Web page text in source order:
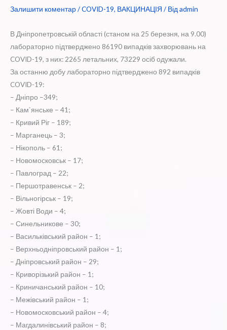
Залишити коментар/COVID-19, ВАКЦИНАЦІЯ / Від admin
В Дніпропетровській області (станом на 25 березня, на 9.00)
лабораторно підтверджено 86190 випадків захворювань на
COVID-19, з них: 2265 летальних, 73229 осіб одужали.
За останню добу лабораторно підтверджено 892 випадків
COVID-19:
– Дніпро –349;
– Кам`янське – 41;
– Кривий Ріг – 189;
– Марганець – 3;
– Нікополь – 61;
– Новомосковськ – 17;
– Павлоград – 22;
– Першотравенськ – 2;
– Вільногірськ – 19;
– Жовті Води – 4;
– Синельникове – 30;
– Васильківський район – 1;
– Верхньодніпровський район – 1;
– Дніпровський район – 29;
– Криворізький район – 1;
– Криничанський район – 10;
– Межівський район – 1;
– Новомосковський район – 4;
– Магдалинівський район – 8;